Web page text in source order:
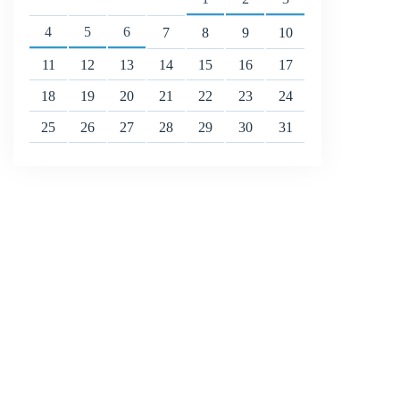
4 5 6 7 8 9 10
11 12 13 14 15 16 17
18 19 20 21 22 23 24
25 26 27 28 29 30 31